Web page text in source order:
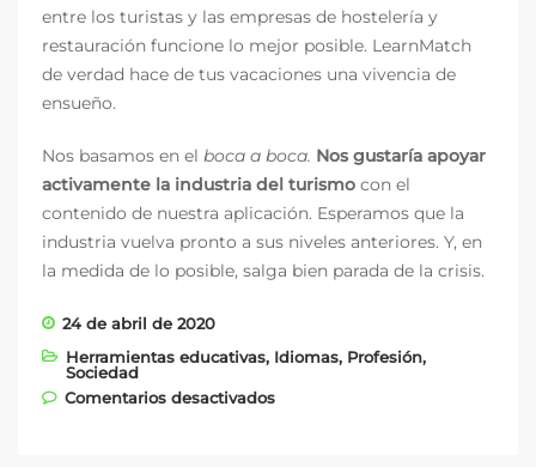
entre los turistas y las empresas de hostelería y
restauración funcione lo mejor posible. LearnMatch
de verdad hace de tus vacaciones una vivencia de
ensueño.
Nos basamos en el boca a boca. Nos gustaría apoyar
activamente la industria del turismo con el
contenido de nuestra aplicación. Esperamos que la
industria vuelva pronto a sus niveles anteriores. Y, en
la medida de lo posible, salga bien parada de la crisis.
24 de abril de 2020
Herramientas educativas, Idiomas, Profesión,
Sociedad
Comentarios desactivadosen Una vivencia de ensueño